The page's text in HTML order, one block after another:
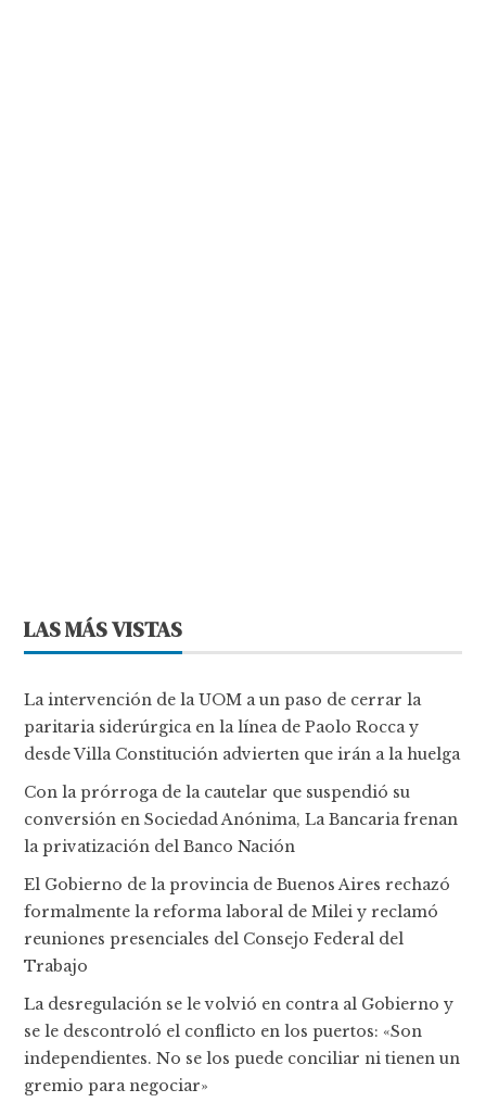
LAS MÁS VISTAS
La intervención de la UOM a un paso de cerrar la
paritaria siderúrgica en la línea de Paolo Rocca y
desde Villa Constitución advierten que irán a la huelga
Con la prórroga de la cautelar que suspendió su
conversión en Sociedad Anónima, La Bancaria frenan
la privatización del Banco Nación
El Gobierno de la provincia de Buenos Aires rechazó
formalmente la reforma laboral de Milei y reclamó
reuniones presenciales del Consejo Federal del
Trabajo
La desregulación se le volvió en contra al Gobierno y
se le descontroló el conflicto en los puertos: «Son
independientes. No se los puede conciliar ni tienen un
gremio para negociar»